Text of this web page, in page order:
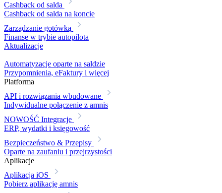
Cashback od salda
Cashback od salda na koncie
Zarządzanie gotówką
Finanse w trybie autopilota
Aktualizacje
Automatyzacje oparte na saldzie
Przypomnienia, eFaktury i więcej
Platforma
API i rozwiązania wbudowane
Indywidualne połączenie z amnis
NOWOŚĆ Integracje
ERP, wydatki i księgowość
Bezpieczeństwo & Przepisy
Oparte na zaufaniu i przejrzystości
Aplikacje
Aplikacja iOS
Pobierz aplikację amnis